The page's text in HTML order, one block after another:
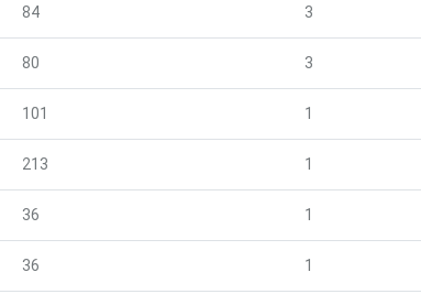
84 3
80 3
101 1
213 1
36 1
36 1